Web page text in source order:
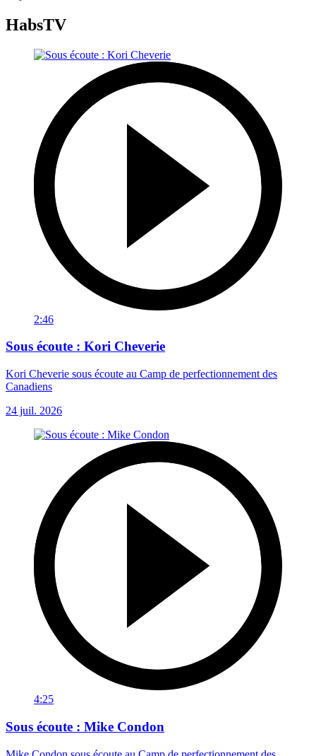
HabsTV
2:46
Sous écoute : Kori Cheverie
Kori Cheverie sous écoute au Camp de perfectionnement des
Canadiens
24 juil. 2026
4:25
Sous écoute : Mike Condon